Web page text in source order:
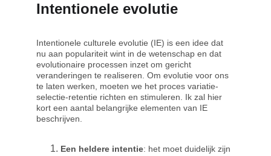
Intentionele evolutie
Intentionele culturele evolutie (IE) is een idee dat
nu aan populariteit wint in de wetenschap en dat
evolutionaire processen inzet om gericht
veranderingen te realiseren. Om evolutie voor ons
te laten werken, moeten we het proces variatie-
selectie-retentie richten en stimuleren. Ik zal hier
kort een aantal belangrijke elementen van IE
beschrijven.
Een heldere intentie: het moet duidelijk zijn